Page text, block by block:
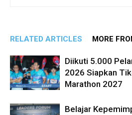
RELATED ARTICLES MORE
Diikuti 5.000
2026 Siapkan
Marathon 2027
Belajar